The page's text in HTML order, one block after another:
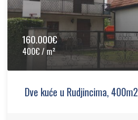
160.000€
400€ / m²
Dve kuće u Rudjincima, 400m2